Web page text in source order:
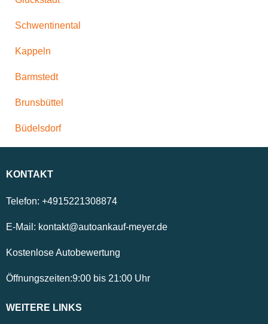
Schwentinental
Kappeln
Barmstedt
Brunsbüttel
Büdelsdorf
KONTAKT
Telefon: +4915221308874
E-Mail: kontakt@autoankauf-meyer.de
Kostenlose Autobewertung
Öffnungszeiten:9:00 bis 21:00 Uhr
WEITERE LINKS